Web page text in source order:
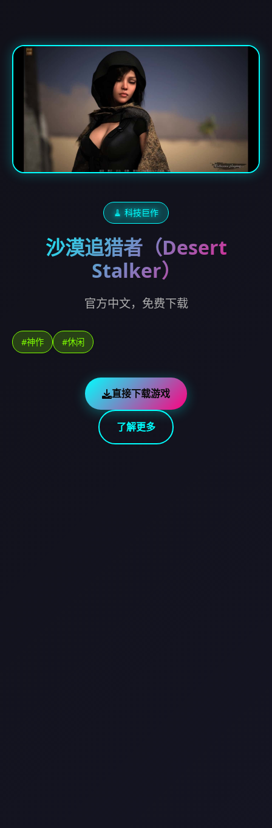
🧹 科技巨作
沙漠追猎者（Desert
Stalker）
官方中文，免费下载
#神作 #休闲
直接下载游戏
了解更多